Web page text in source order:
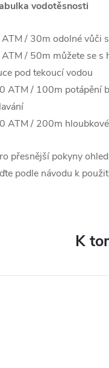
vodotěsnosti
/ 30m odolné vůči
/ 50m můžete se s
pod tekoucí vodou
ATM / 100m potápění
ATM / 200m
přesnější pokyny
podle návodu k
K